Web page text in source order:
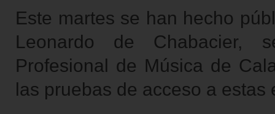
Este martes se han hecho
Leonardo de Chabacier,
Profesional de Música de
las pruebas de acceso a estas